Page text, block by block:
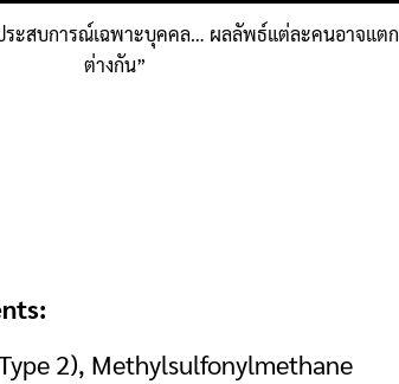
ระสบการณ์เฉพาะบุคคล… ผลลัพธ์แต่ละคนอาจแตก
ต่างกัน”
2), Methylsulfonylmethane